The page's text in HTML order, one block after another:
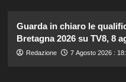
Guarda in chiaro le
Bretagna 2026 su TV8, 8
Redazione 7 Agosto 2026 :